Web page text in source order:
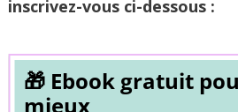
inscrivez-vous ci-dessous :